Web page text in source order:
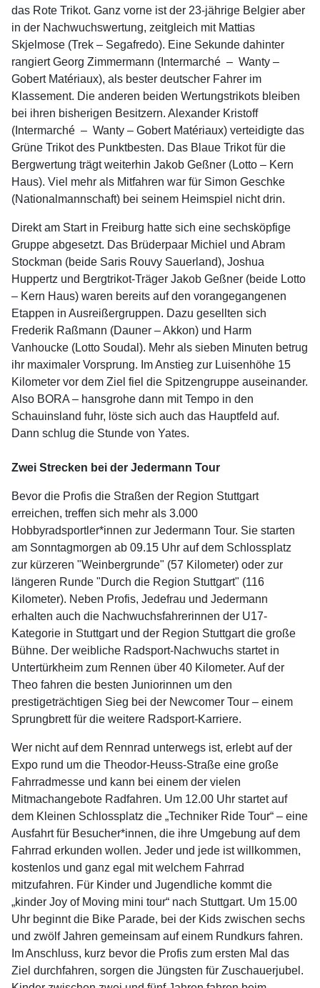
das Rote Trikot. Ganz vorne ist der 23-jährige Belgier aber
in der Nachwuchswertung, zeitgleich mit Mattias
Skjelmose (Trek – Segafredo). Eine Sekunde dahinter
rangiert Georg Zimmermann (Intermarché – Wanty –
Gobert Matériaux), als bester deutscher Fahrer im
Klassement. Die anderen beiden Wertungstrikots bleiben
bei ihren bisherigen Besitzern. Alexander Kristoff
(Intermarché – Wanty – Gobert Matériaux) verteidigte das
Grüne Trikot des Punktbesten. Das Blaue Trikot für die
Bergwertung trägt weiterhin Jakob Geßner (Lotto – Kern
Haus). Viel mehr als Mitfahren war für Simon Geschke
(Nationalmannschaft) bei seinem Heimspiel nicht drin.
Direkt am Start in Freiburg hatte sich eine sechsköpfige
Gruppe abgesetzt. Das Brüderpaar Michiel und Abram
Stockman (beide Saris Rouvy Sauerland), Joshua
Huppertz und Bergtrikot-Träger Jakob Geßner (beide Lotto
– Kern Haus) waren bereits auf den vorangegangenen
Etappen in Ausreißergruppen. Dazu gesellten sich
Frederik Raßmann (Dauner – Akkon) und Harm
Vanhoucke (Lotto Soudal). Mehr als sieben Minuten betrug
ihr maximaler Vorsprung. Im Anstieg zur Luisenhöhe 15
Kilometer vor dem Ziel fiel die Spitzengruppe auseinander.
Also BORA – hansgrohe dann mit Tempo in den
Schauinsland fuhr, löste sich auch das Hauptfeld auf.
Dann schlug die Stunde von Yates.
Zwei Strecken bei der Jedermann Tour
Bevor die Profis die Straßen der Region Stuttgart
erreichen, treffen sich mehr als 3.000
Hobbyradsportler*innen zur Jedermann Tour. Sie starten
am Sonntagmorgen ab 09.15 Uhr auf dem Schlossplatz
zur kürzeren "Weinbergrunde" (57 Kilometer) oder zur
längeren Runde "Durch die Region Stuttgart" (116
Kilometer). Neben Profis, Jedefrau und Jedermann
erhalten auch die Nachwuchsfahrerinnen der U17-
Kategorie in Stuttgart und der Region Stuttgart die große
Bühne. Der weibliche Radsport-Nachwuchs startet in
Untertürkheim zum Rennen über 40 Kilometer. Auf der
Theo fahren die besten Juniorinnen um den
prestigeträchtigen Sieg bei der Newcomer Tour – einem
Sprungbrett für die weitere Radsport-Karriere.
Wer nicht auf dem Rennrad unterwegs ist, erlebt auf der
Expo rund um die Theodor-Heuss-Straße eine große
Fahrradmesse und kann bei einem der vielen
Mitmachangebote Radfahren. Um 12.00 Uhr startet auf
dem Kleinen Schlossplatz die „Techniker Ride Tour“ – eine
Ausfahrt für Besucher*innen, die ihre Umgebung auf dem
Fahrrad erkunden wollen. Jeder und jede ist willkommen,
kostenlos und ganz egal mit welchem Fahrrad
mitzufahren. Für Kinder und Jugendliche kommt die
„kinder Joy of Moving mini tour“ nach Stuttgart. Um 15.00
Uhr beginnt die Bike Parade, bei der Kids zwischen sechs
und zwölf Jahren gemeinsam auf einem Rundkurs fahren.
Im Anschluss, kurz bevor die Profis zum ersten Mal das
Ziel durchfahren, sorgen die Jüngsten für Zuschauerjubel.